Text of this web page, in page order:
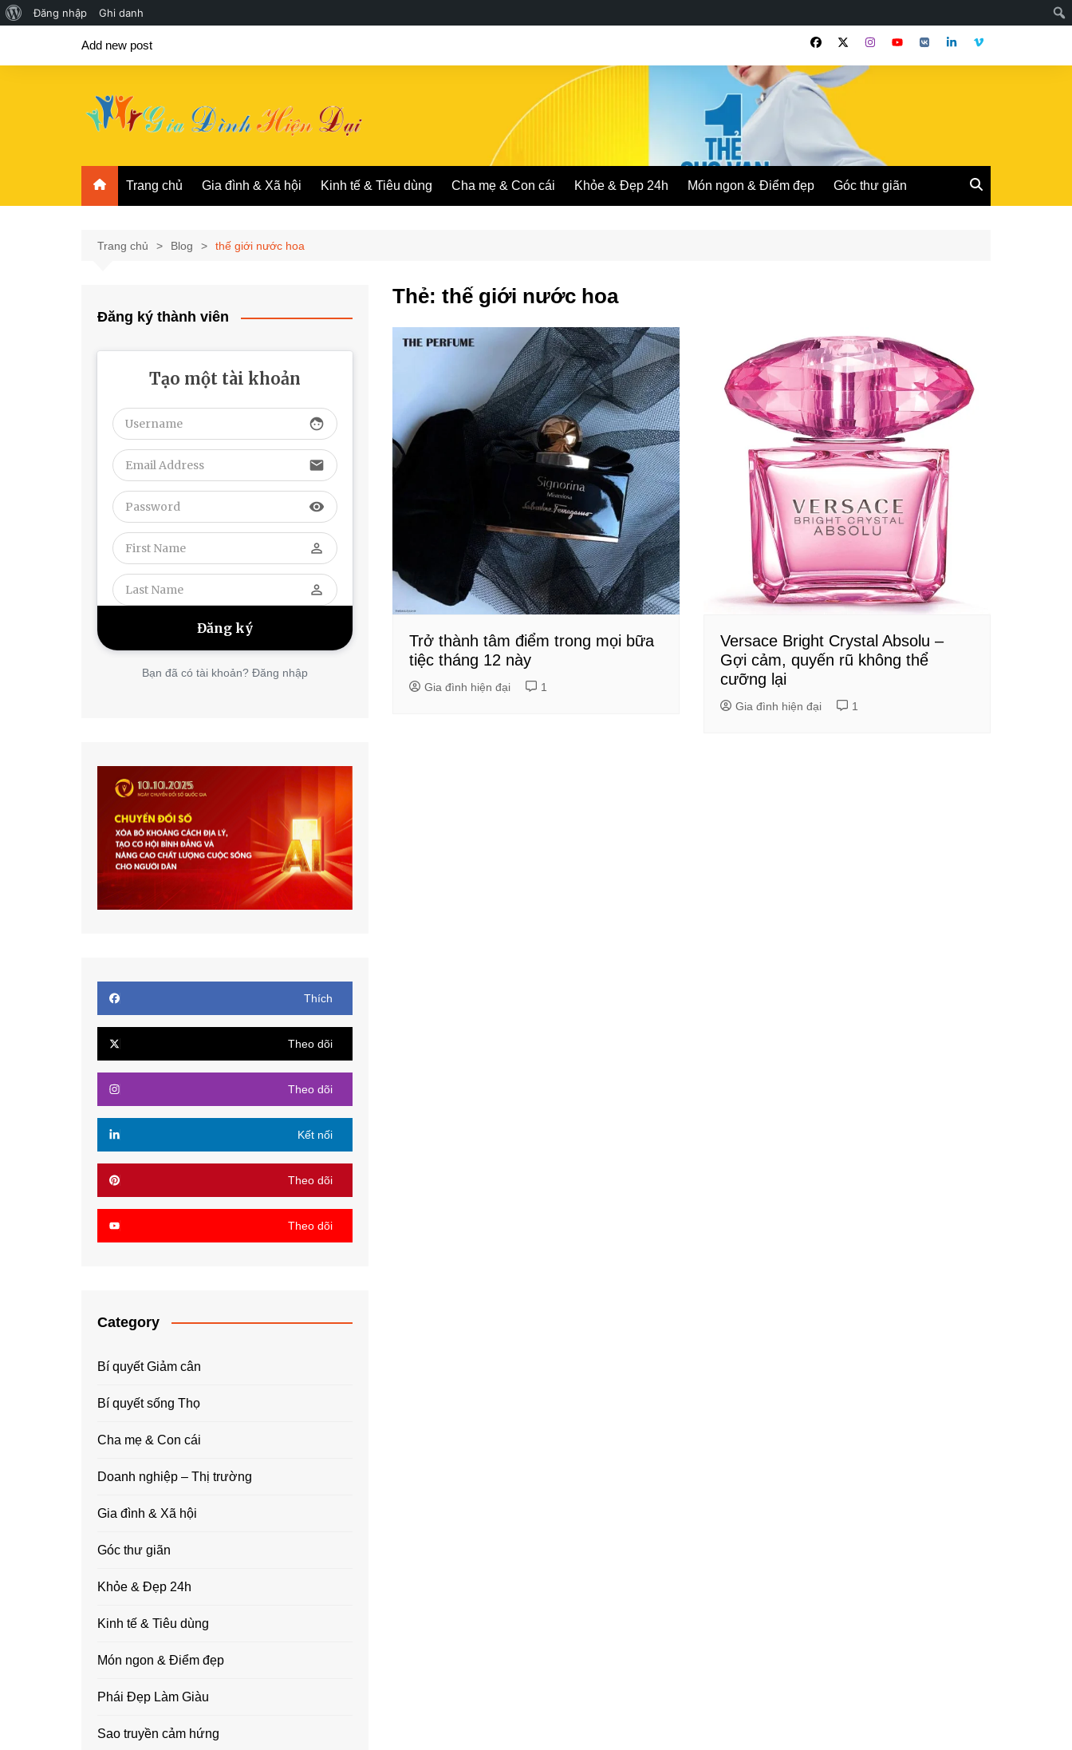
Giới
về
Đăng nhập Ghi danh
Add new post
Trang chủ Gia đình & Xã hội Kinh tế & Tiêu dùng Cha mẹ & Con cái Khỏe & Đẹp 24h Món ngon & Điểm đẹp Góc thư giãn
Trang chủ Blog thế giới nước hoa
Thẻ: thế giới nước hoa
Trở thành tâm điểm trong mọi bữa
tiệc tháng 12 này
Gia đình hiện đại 1
Versace Bright Crystal Absolu –
Gợi cảm, quyến rũ không thể
cưỡng lại
Gia đình hiện đại 1
Đăng ký thành viên
Tạo một tài khoản
face
email
visibility
perm_identity
perm_identity
Bạn đã có tài khoản? Đăng nhập
Thích
Theo dõi
Theo dõi
Kết nối
Theo dõi
Theo dõi
Category
Bí quyết Giảm cân
Bí quyết sống Thọ
Cha mẹ & Con cái
Doanh nghiệp – Thị trường
Gia đình & Xã hội
Góc thư giãn
Khỏe & Đẹp 24h
Kinh tế & Tiêu dùng
Món ngon & Điểm đẹp
Phái Đẹp Làm Giàu
Sao truyền cảm hứng